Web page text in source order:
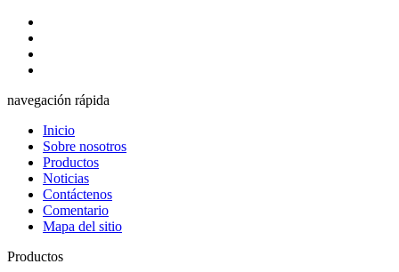
navegación rápida
Inicio
Sobre nosotros
Productos
Noticias
Contáctenos
Comentario
Mapa del sitio
Productos